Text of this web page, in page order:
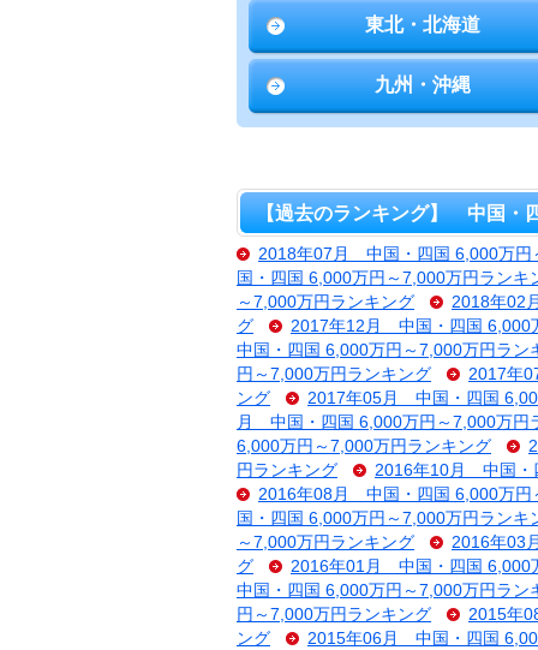
東北・北海道
九州・沖縄
【過去のランキング】 中国・
2018年07月 中国・四国 6,000万円
国・四国 6,000万円～7,000万円ランキ
～7,000万円ランキング
2018年02
グ
2017年12月 中国・四国 6,000
中国・四国 6,000万円～7,000万円ラン
円～7,000万円ランキング
2017年
ング
2017年05月 中国・四国
月 中国・四国 6,000万円～7,000万円
6,000万円～7,000万円ランキング
円ランキング
2016年10月 中国・
2016年08月 中国・四国 6,000万円
国・四国 6,000万円～7,000万円ランキ
～7,000万円ランキング
2016年03
グ
2016年01月 中国・四国 6,000
中国・四国 6,000万円～7,000万円ラン
円～7,000万円ランキング
2015年
ング
2015年06月 中国・四国